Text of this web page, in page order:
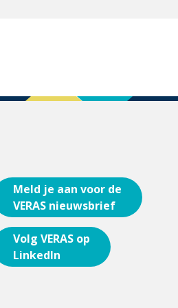
Meld je aan voor de
VERAS nieuwsbrief
Volg VERAS op
LinkedIn